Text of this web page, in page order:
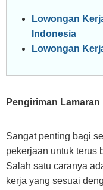
Lowongan
Indonesia
Lowongan
Pengiriman Lamaran
Sangat penting bagi
pekerjaan untuk terus
Salah satu caranya
kerja yang sesuai